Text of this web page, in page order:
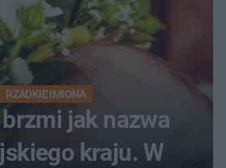
RZADKIE IMIONA
jak nazwa
kraju. W